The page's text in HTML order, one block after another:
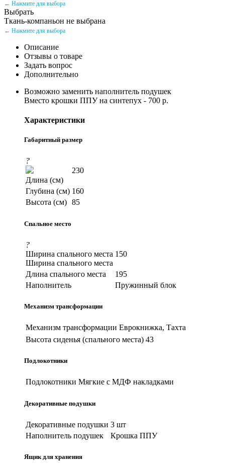
← Нажмите для выбора
Выбрать
Ткань-компаньон не выбрана
← Нажмите для выбора
Описание
Отзывы о товаре
Задать вопрос
Дополнительно
Возможно заменить наполнитель подушек
Вместо крошки ППУ на синтепух - 700 р.
Характеристики
Габаритный размер
?
Длина (см)
230
Глубина (см) 160
Высота (см) 85
Спальное место
?
Ширина спального места
Ширина спального места
150
Длина спального места
195
Наполнитель
Пружинный блок
Механизм трансформации
Механизм трансформации Еврокнижка, Тахта
Высота сиденья (спального места) 43
Подлокотники
Подлокотники Мягкие с МДФ накладками
Декоративные подушки
Декоративные подушки 3 шт
Наполнитель подушек
Крошка ППУ
Ящик для хранения